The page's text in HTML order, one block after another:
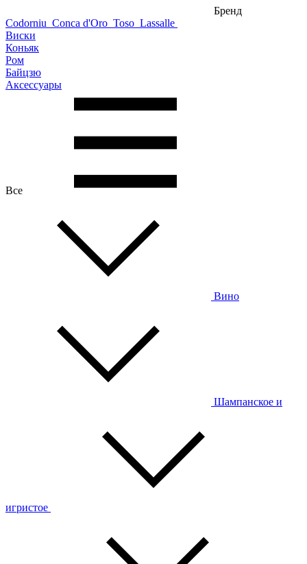
Бренд
Codorniu Conca d'Oro Toso Lassalle
Виски
Коньяк
Ром
Байцзю
Аксессуары
Все
Вино
Шампанское и
игристое